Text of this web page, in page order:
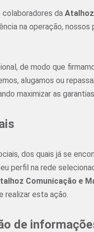
da
na operação,
de modo que
alugamos ou
maximizar as
dos quais já se
na rede
Comunicação e
realizar esta ação.
de